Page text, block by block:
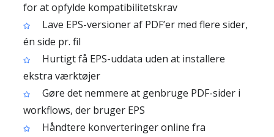
for at opfylde kompatibilitetskrav
Lave EPS-versioner af PDF’er med flere sider,
én side pr. fil
Hurtigt få EPS-uddata uden at installere
ekstra værktøjer
Gøre det nemmere at genbruge PDF-sider i
workflows, der bruger EPS
Håndtere konverteringer online fra